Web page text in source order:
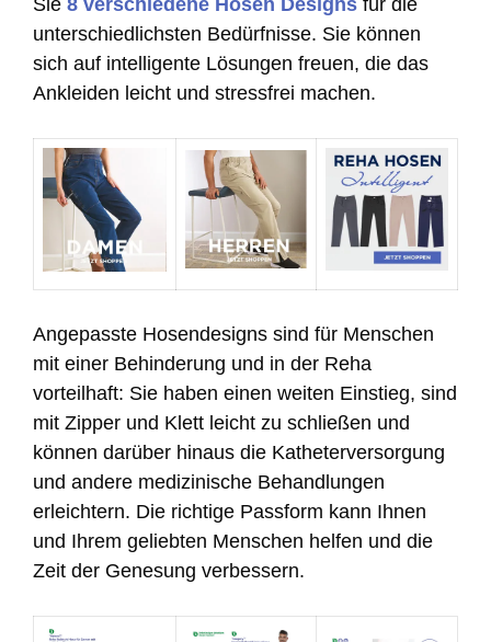
unterschiedlichsten Bedürfnisse. Sie können
sich auf intelligente Lösungen freuen, die das
Ankleiden leicht und stressfrei machen.
Angepasste Hosendesigns sind für Menschen
mit einer Behinderung und in der Reha
vorteilhaft: Sie haben einen weiten Einstieg, sind
mit Zipper und Klett leicht zu schließen und
können darüber hinaus die Katheterversorgung
und andere medizinische Behandlungen
erleichtern. Die richtige Passform kann Ihnen
und Ihrem geliebten Menschen helfen und die
Zeit der Genesung verbessern.